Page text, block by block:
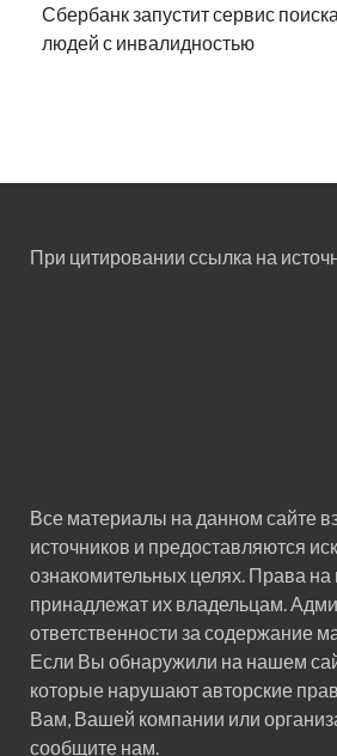
Сбербанк запустит сервис
людей с инвалидностью
При цитировании ссылка на
Все материалы на данном сайте
источников и предоставляются
ознакомительных целях. Права
принадлежат их владельцам.
ответственности за содержание
Если Вы обнаружили на нашем
которые нарушают авторские
Вам, Вашей компании или
сообщите нам.